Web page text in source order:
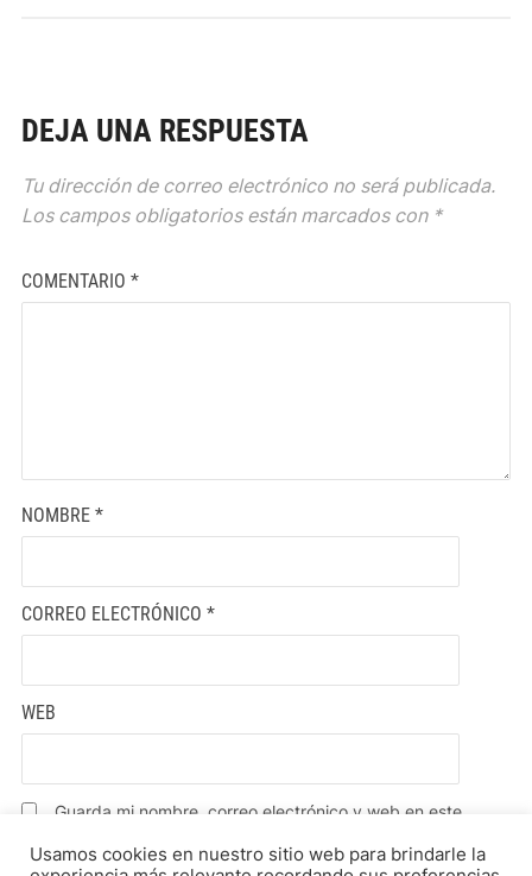
DEJA UNA RESPUESTA
Tu dirección de correo electrónico no será publicada.
Los campos obligatorios están marcados con *
COMENTARIO *
NOMBRE *
CORREO ELECTRÓNICO *
WEB
Guarda mi nombre, correo electrónico y web en este
Usamos cookies en nuestro sitio web para brindarle la